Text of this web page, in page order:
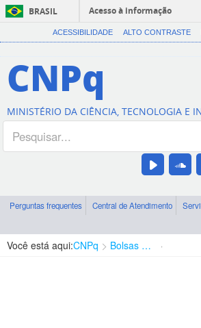
BRASIL
Acesso à informação
ACESSIBILIDADE ALTO CONTRASTE
CNPq
MINISTÉRIO DA CIÊNCIA, TECNOLOGIA E
Perguntas frequentes Central de Atendimento
Você está aqui:CNPq Bolsas e Auxílios Vigentes